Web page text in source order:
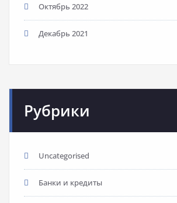
Октябрь 2022
Декабрь 2021
Рубрики
Uncategorised
Банки и кредиты